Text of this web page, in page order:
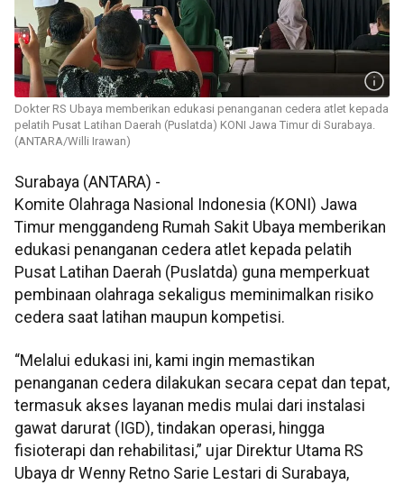
Dokter RS Ubaya memberikan edukasi penanganan cedera atlet kepada
pelatih Pusat Latihan Daerah (Puslatda) KONI Jawa Timur di Surabaya.
(ANTARA/Willi Irawan)
Surabaya (ANTARA) -
Komite Olahraga Nasional Indonesia (KONI) Jawa
Timur menggandeng Rumah Sakit Ubaya memberikan
edukasi penanganan cedera atlet kepada pelatih
Pusat Latihan Daerah (Puslatda) guna memperkuat
pembinaan olahraga sekaligus meminimalkan risiko
cedera saat latihan maupun kompetisi.
“Melalui edukasi ini, kami ingin memastikan
penanganan cedera dilakukan secara cepat dan tepat,
termasuk akses layanan medis mulai dari instalasi
gawat darurat (IGD), tindakan operasi, hingga
fisioterapi dan rehabilitasi,” ujar Direktur Utama RS
Ubaya dr Wenny Retno Sarie Lestari di Surabaya,